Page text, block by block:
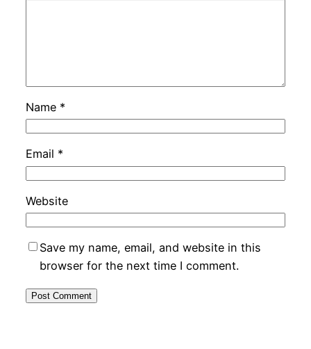
Name *
Email *
Website
Save my name, email, and website in this
browser for the next time I comment.